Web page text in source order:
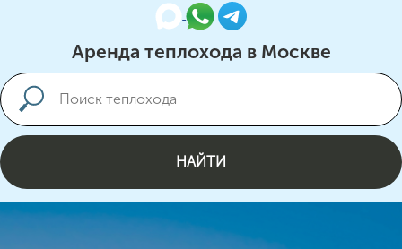
Аренда теплохода в Москве
НАЙТИ